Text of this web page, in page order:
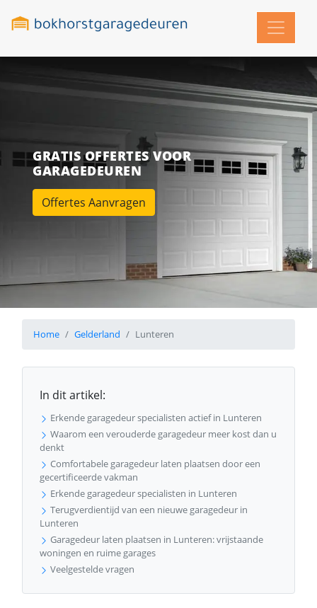
GRATIS OFFERTES VOOR
GARAGEDEUREN
Offertes Aanvragen
Home Gelderland Lunteren
In dit artikel:
Erkende garagedeur specialisten actief in Lunteren
Waarom een verouderde garagedeur meer kost dan u
denkt
Comfortabele garagedeur laten plaatsen door een
gecertificeerde vakman
Erkende garagedeur specialisten in Lunteren
Terugverdientijd van een nieuwe garagedeur in
Lunteren
Garagedeur laten plaatsen in Lunteren: vrijstaande
woningen en ruime garages
Veelgestelde vragen